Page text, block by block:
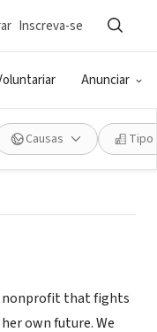
Anunciar
Inscreva-se
Causas Tipo
nonprofit that fights
own future. We